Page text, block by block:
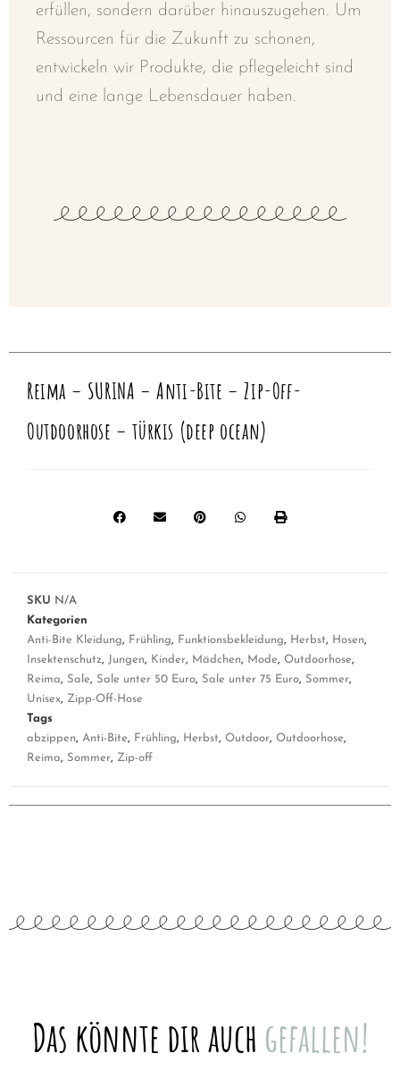
erfüllen, sondern darüber hinauszugehen. Um
Ressourcen für die Zukunft zu schonen,
entwickeln wir Produkte, die pflegeleicht sind
und eine lange Lebensdauer haben.
Reima – SURINA – Anti-Bite – Zip-Off-
Outdoorhose – türkis (deep ocean)
SKU N/A
Kategorien
Anti-Bite Kleidung, Frühling, Funktionsbekleidung, Herbst, Hosen,
Insektenschutz, Jungen, Kinder, Mädchen, Mode, Outdoorhose,
Reima, Sale, Sale unter 50 Euro, Sale unter 75 Euro, Sommer,
Unisex, Zipp-Off-Hose
Tags
abzippen, Anti-Bite, Frühling, Herbst, Outdoor, Outdoorhose,
Reima, Sommer, Zip-off
Das könnte dir auch gefallen!